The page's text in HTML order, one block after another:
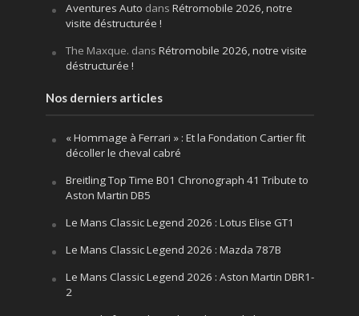
Aventures Auto dans Rétromobile 2026, notre
visite déstructurée !
The Maxque. dans Rétromobile 2026, notre visite
déstructurée !
Nos derniers articles
« Hommage à Ferrari » : Et la Fondation Cartier fit
décoller le cheval cabré
Breitling Top Time B01 Chronograph 41 Tribute to
Aston Martin DB5
Le Mans Classic Legend 2026 : Lotus Elise GT1
Le Mans Classic Legend 2026 : Mazda 787B
Le Mans Classic Legend 2026 : Aston Martin DBR1-
2